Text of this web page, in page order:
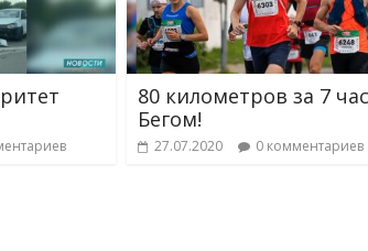
80 километров за 7
Бегом!
27.07.2020 0 комментариев